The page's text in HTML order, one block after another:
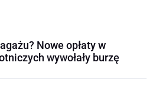
Nowe opłaty w
wywołały burzę